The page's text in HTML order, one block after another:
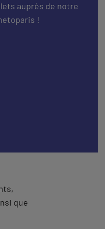
Du 26/08/
auprès de notre
!
que